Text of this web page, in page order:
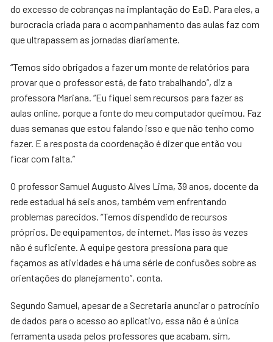
do excesso de cobranças na implantação do EaD. Para eles, a
burocracia criada para o acompanhamento das aulas faz com
que ultrapassem as jornadas diariamente.
“Temos sido obrigados a fazer um monte de relatórios para
provar que o professor está, de fato trabalhando”, diz a
professora Mariana. “Eu fiquei sem recursos para fazer as
aulas online, porque a fonte do meu computador queimou. Faz
duas semanas que estou falando isso e que não tenho como
fazer. E a resposta da coordenação é dizer que então vou
ficar com falta.”
O professor Samuel Augusto Alves Lima, 39 anos, docente da
rede estadual há seis anos, também vem enfrentando
problemas parecidos. “Temos dispendido de recursos
próprios. De equipamentos, de internet. Mas isso às vezes
não é suficiente. A equipe gestora pressiona para que
façamos as atividades e há uma série de confusões sobre as
orientações do planejamento”, conta.
Segundo Samuel, apesar de a Secretaria anunciar o patrocínio
de dados para o acesso ao aplicativo, essa não é a única
ferramenta usada pelos professores que acabam, sim,